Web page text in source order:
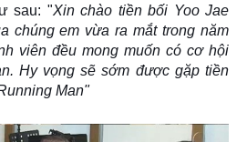
sau: "Xin chào tiền bối Yoo Jae
chúng em vừa ra mắt trong năm
viên đều mong muốn có cơ hội
Hy vọng sẽ sớm được gặp tiền
Man"